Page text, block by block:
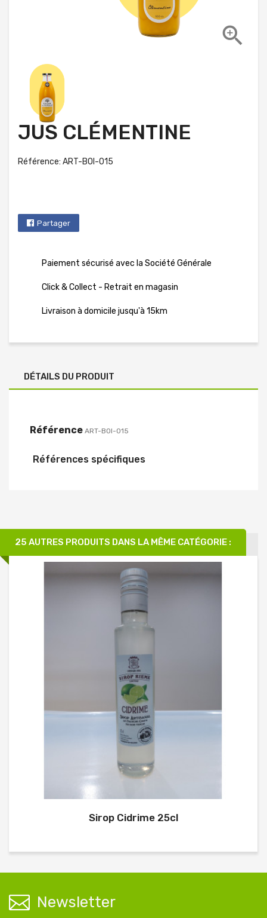

JUS CLÉMENTINE
Référence: ART-BOI-015
Partager
Paiement sécurisé avec la Société Générale
Click & Collect - Retrait en magasin
Livraison à domicile jusqu'à 15km
DÉTAILS DU PRODUIT
Référence ART-BOI-015
Références spécifiques
25 AUTRES PRODUITS DANS LA MÊME CATÉGORIE :
Sirop Cidrime 25cl
Newsletter